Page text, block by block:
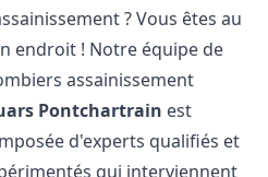
? Vous êtes au
endroit ! Notre équipe de
assainissement
Pontchartrain est
d'experts qualifiés et
qui interviennent